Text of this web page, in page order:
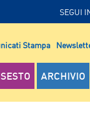
SEGUI
Stampa
ARCHIVIO